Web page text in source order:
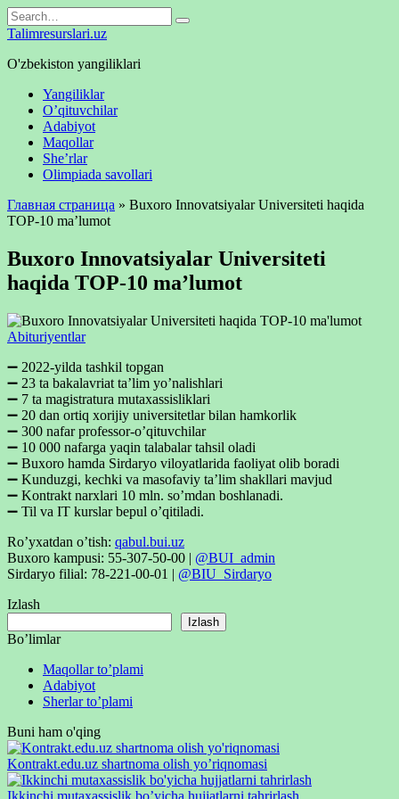
Skip
to
Search
for:
Talimresurslari.uz
O'zbekiston yangiliklari
Yangiliklar
O’qituvchilar
Adabiyot
Maqollar
She’rlar
Olimpiada savollari
Главная страница » Buxoro Innovatsiyalar Universiteti haqida
TOP-10 ma’lumot
Buxoro Innovatsiyalar Universiteti
haqida TOP-10 ma’lumot
Abituriyentlar
➖ 2022-yilda tashkil topgan
➖ 23 ta bakalavriat ta’lim yo’nalishlari
➖ 7 ta magistratura mutaxassisliklari
➖ 20 dan ortiq xorijiy universitetlar bilan hamkorlik
➖ 300 nafar professor-o’qituvchilar
➖ 10 000 nafarga yaqin talabalar tahsil oladi
➖ Buxoro hamda Sirdaryo viloyatlarida faoliyat olib boradi
➖ Kunduzgi, kechki va masofaviy ta’lim shakllari mavjud
➖ Kontrakt narxlari 10 mln. so’mdan boshlanadi.
➖ Til va IT kurslar bepul o’qitiladi.
Ro’yxatdan o’tish: qabul.bui.uz
Buxoro kampusi: 55-307-50-00 | @BUI_admin
Sirdaryo filial: 78-221-00-01 | @BIU_Sirdaryo
Izlash
Izlash
Bo’limlar
Maqollar to’plami
Adabiyot
Sherlar to’plami
Buni ham o'qing
Kontrakt.edu.uz shartnoma olish yo’riqnomasi
Ikkinchi mutaxassislik bo’yicha hujjatlarni tahrirlash